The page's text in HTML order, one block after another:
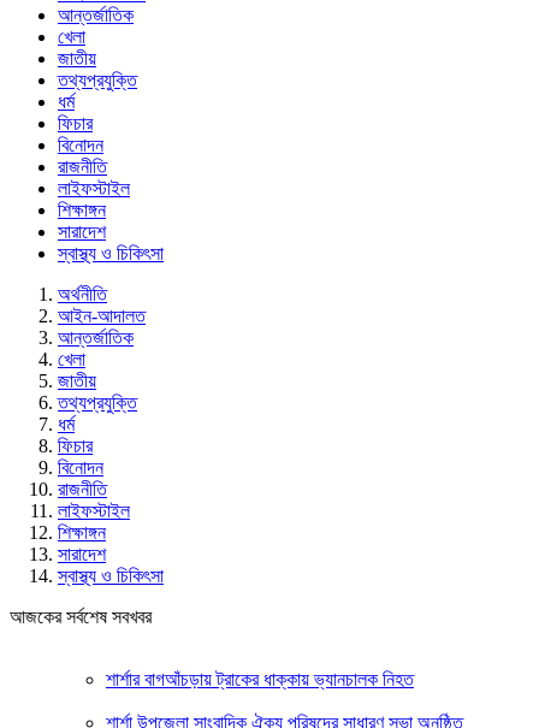
আন্তর্জাতিক
খেলা
জাতীয়
তথ্যপ্রযুক্তি
ধর্ম
ফিচার
বিনোদন
রাজনীতি
লাইফস্টাইল
শিক্ষাঙ্গন
সারাদেশ
স্বাস্থ্য ও চিকিৎসা
অর্থনীতি
আইন-আদালত
আন্তর্জাতিক
খেলা
জাতীয়
তথ্যপ্রযুক্তি
ধর্ম
ফিচার
বিনোদন
রাজনীতি
লাইফস্টাইল
শিক্ষাঙ্গন
সারাদেশ
স্বাস্থ্য ও চিকিৎসা
আজকের সর্বশেষ সবখবর
শার্শার বাগআঁচড়ায় ট্রাকের ধাক্কায় ভ্যানচালক নিহত
শার্শা উপজেলা সাংবাদিক ঐক্য পরিষদের সাধারণ সভা অনুষ্ঠিত